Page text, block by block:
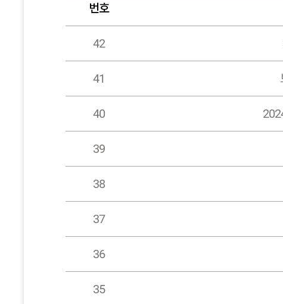
번호
42
41
40
39
38
37
36
35